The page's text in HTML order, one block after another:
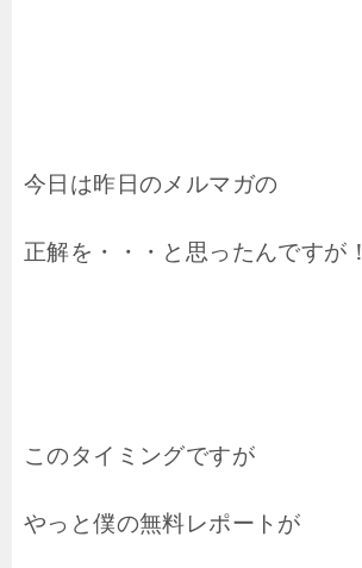
今日は昨日のメルマガの
正解を・・・と思ったんですが！
このタイミングですが
やっと僕の無料レポートが